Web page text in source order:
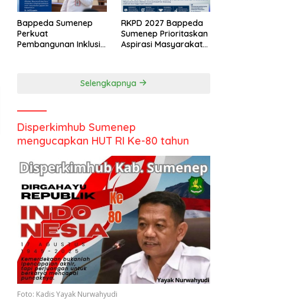
Bappeda Sumenep
Perkuat
Pembangunan Inklusif
RKPD 2027 Bappeda
Sumenep Prioritaskan
Aspirasi Masyarakat
Selengkapnya
Disperkimhub Sumenep
mengucapkan HUT RI Ke-80 tahun
Foto: Kadis Yayak Nurwahyudi